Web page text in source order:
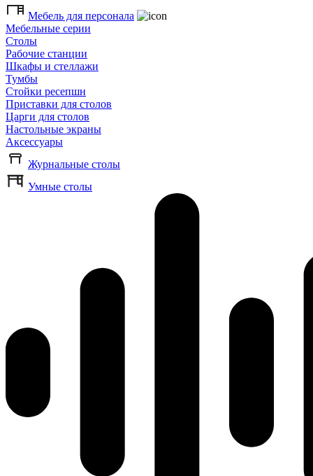
Мебель для персонала
Мебельные серии
Столы
Рабочие станции
Шкафы и стеллажи
Тумбы
Стойки ресепшн
Приставки для столов
Царги для столов
Настольные экраны
Аксессуары
Журнальные столы
Умные столы